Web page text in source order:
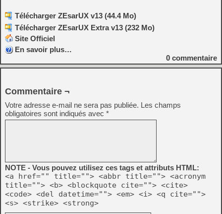
Télécharger ZEsarUX v13 (44.4 Mo)
Télécharger ZEsarUX Extra v13 (232 Mo)
Site Officiel
En savoir plus…
0 commentaire
Commentaire ¬
Votre adresse e-mail ne sera pas publiée. Les champs
obligatoires sont indiqués avec *
NOTE - Vous pouvez utilisez ces tags et attributs HTML:
<a href="" title=""> <abbr title=""> <acronym
title=""> <b> <blockquote cite=""> <cite>
<code> <del datetime=""> <em> <i> <q cite="">
<s> <strike> <strong>